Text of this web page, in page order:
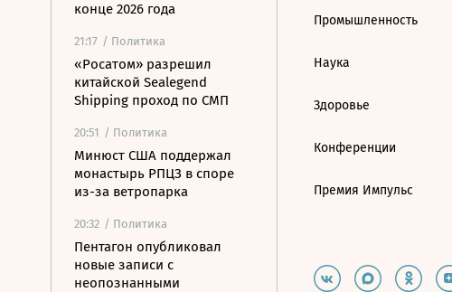
конце 2026 года
21:17 / Политика
«Росатом» разрешил
китайской Sealegend
Shipping проход по СМП
20:51 / Политика
Минюст США поддержал
монастырь РПЦЗ в споре
из-за ветропарка
20:32 / Политика
Пентагон опубликовал
новые записи с
неопознанными
Промышленность
Наука
Здоровье
Конференции
Премия Импульс